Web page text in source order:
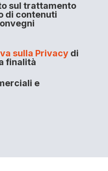
sul trattamento
di contenuti
sulla Privacydi
finalità
e